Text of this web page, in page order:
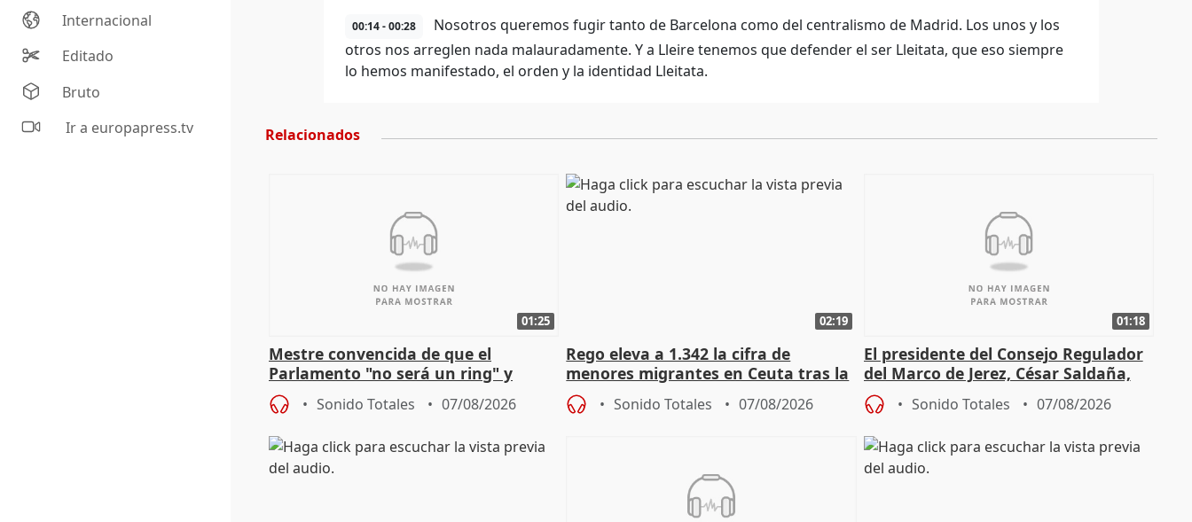
Internacional
Editado
Bruto
Ir a europapress.tv
00:14 - 00:28
Nosotros queremos fugir tanto de Barcelona como del centralismo de Madrid. Los unos y los
otros nos arreglen nada malauradamente. Y a Lleire tenemos que defender el ser Lleitata, que eso siempre
lo hemos manifestado, el orden y la identidad Lleitata.
Relacionados
01:25
Mestre convencida de que el
Parlamento "no será un ring" y
defiende "estabilidad" del pacto con
Vox
Sonido Totales 07/08/2026
02:19
Rego eleva a 1.342 la cifra de
menores migrantes en Ceuta tras la
entrada masiva
Sonido Totales 07/08/2026
01:18
El presidente del Consejo Regulador
del Marco de Jerez, César Saldaña,
sobre exportaciones
Sonido Totales 07/08/2026